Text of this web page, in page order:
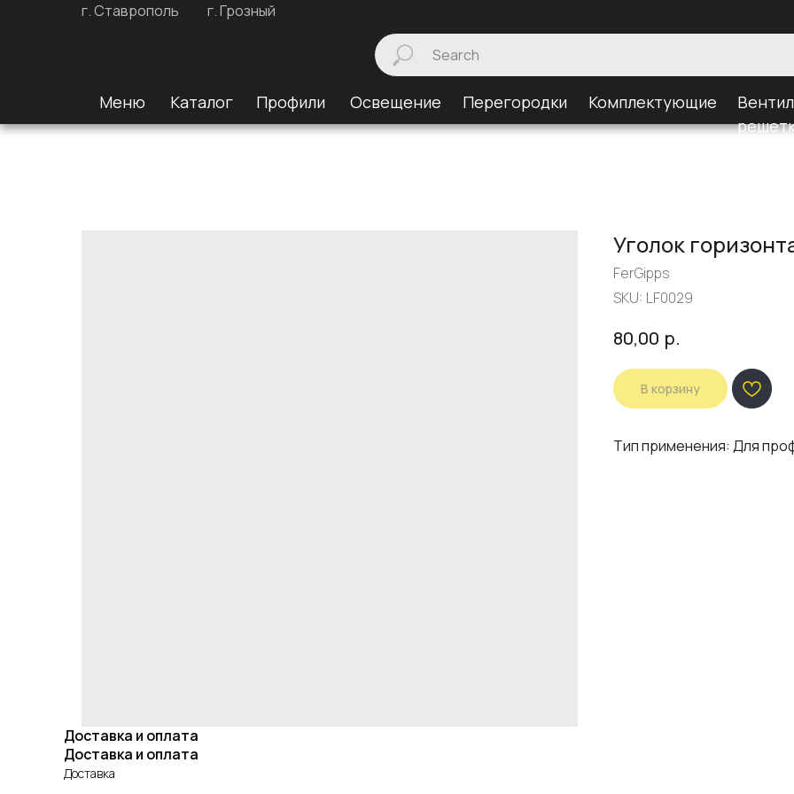
Меню Профили Освещение Перегородки Комплектующие
Каталог
г. Ставрополь г. Грозный
Уголок
FerGipps
SKU: LF0029
80,00 р.
В корзину
Тип применения: Для
Доставка и оплата
Доставка и оплата
Доставка